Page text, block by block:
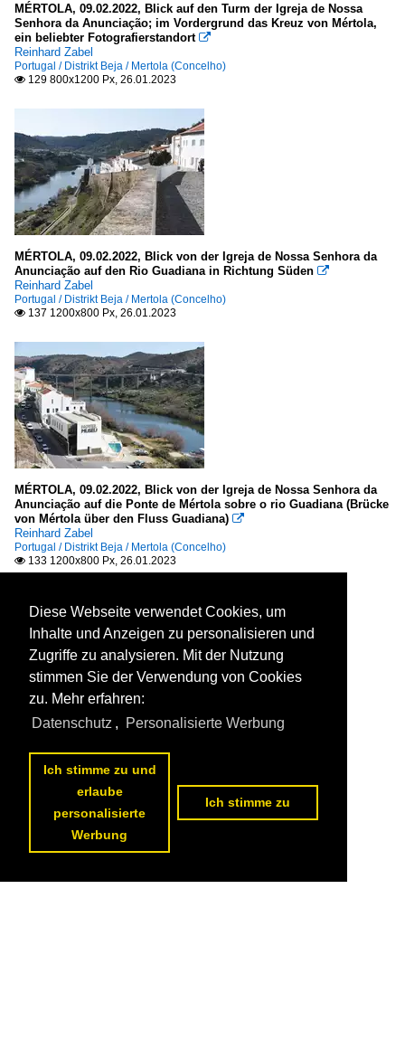
MÉRTOLA, 09.02.2022, Blick auf den Turm der Igreja de Nossa
Senhora da Anunciação; im Vordergrund das Kreuz von Mértola,
ein beliebter Fotografierstandort 
Reinhard Zabel
Portugal / Distrikt Beja / Mertola (Concelho)
 129 800x1200 Px, 26.01.2023
MÉRTOLA, 09.02.2022, Blick von der Igreja de Nossa Senhora da
Anunciação auf den Rio Guadiana in Richtung Süden 
Reinhard Zabel
Portugal / Distrikt Beja / Mertola (Concelho)
 137 1200x800 Px, 26.01.2023
MÉRTOLA, 09.02.2022, Blick von der Igreja de Nossa Senhora da
Anunciação auf die Ponte de Mértola sobre o rio Guadiana (Brücke
von Mértola über den Fluss Guadiana) 
Reinhard Zabel
Portugal / Distrikt Beja / Mertola (Concelho)
 133 1200x800 Px, 26.01.2023
Diese Webseite verwendet Cookies, um
Inhalte und Anzeigen zu personalisieren und
Zugriffe zu analysieren. Mit der Nutzung
stimmen Sie der Verwendung von Cookies
zu. Mehr erfahren:
Datenschutz , Personalisierte Werbung
Ich stimme zu und
erlaube
personalisierte
Werbung
Ich stimme zu